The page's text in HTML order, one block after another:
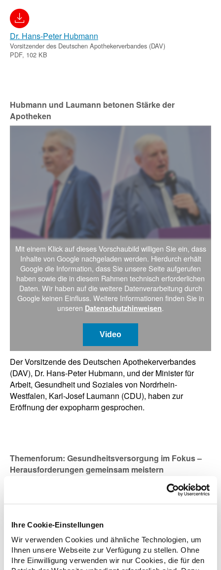
Ihre Cookie-Einstellungen
Wir verwenden Cookies und ähnliche Technologien, um
Ihnen unsere Webseite zur Verfügung zu stellen. Ohne
Ihre Einwilligung verwenden wir nur Cookies, die für den
Dr. Hans-Peter Hubmann
Vorsitzender des Deutschen Apothekerverbandes (DAV)
PDF, 102 KB
Hubmann und Laumann betonen Stärke der
Apotheken
Mit einem Klick auf dieses Vorschaubild willigen Sie ein, dass
Inhalte von Google nachgeladen werden. Hierdurch erhält
Google die Information, dass Sie unsere Seite aufgerufen
haben sowie die in diesem Rahmen technisch erforderlichen
Daten. Wir haben auf die weitere Datenverarbeitung durch
Google keinen Einfluss. Weitere Informationen finden Sie in
unseren Datenschutzhinweisen.
Video
Der Vorsitzende des Deutschen Apothekerverbandes
(DAV), Dr. Hans-Peter Hubmann, und der Minister für
Arbeit, Gesundheit und Soziales von Nordrhein-
Westfalen, Karl-Josef Laumann (CDU), haben zur
Eröffnung der expopharm gesprochen.
Themenforum: Gesundheitsversorgung im Fokus –
Herausforderungen gemeinsam meistern